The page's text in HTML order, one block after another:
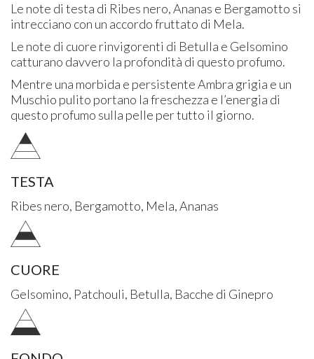
Le note di testa di Ribes nero, Ananas e Bergamotto si
intrecciano con un accordo fruttato di Mela.
Le note di cuore rinvigorenti di Betulla e Gelsomino
catturano davvero la profondità di questo profumo.
Mentre una morbida e persistente Ambra grigia e un
Muschio pulito portano la freschezza e l’energia di
questo profumo sulla pelle per tutto il giorno.
TESTA
Ribes nero, Bergamotto, Mela, Ananas
CUORE
Gelsomino, Patchouli, Betulla, Bacche di Ginepro